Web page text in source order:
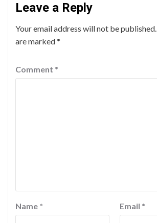
Leave a Reply
Your email address will not be published.
are marked*
Comment *
Name * Email *